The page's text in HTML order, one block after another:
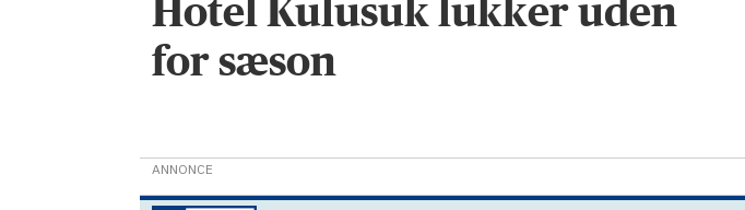
Hotel Kulusuk lukker uden
for sæson
ANNONCE